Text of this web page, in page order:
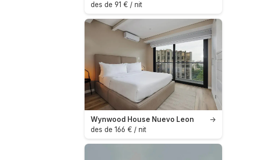
des de 91 € / nit
→
Wynwood House Nuevo Leon
des de 166 € / nit